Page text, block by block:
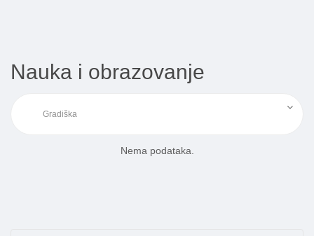
Nauka i obrazovanje
Nema podataka.